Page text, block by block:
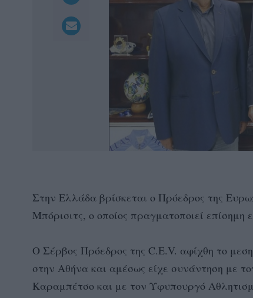
Στην Ελλάδα βρίσκεται ο Πρόεδρος της
Μπόρισιτς, ο οποίος πραγματοποιεί επίσημη
Ο Σέρβος Πρόεδρος της C.E.V. αφίχθη το
στην Αθήνα και αμέσως είχε συνάντηση με
Καραμπέτσο και με τον Υφυπουργό